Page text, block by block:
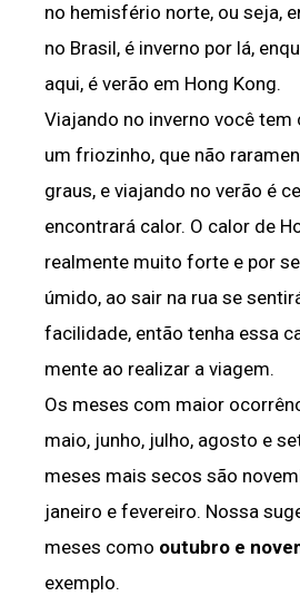
no hemisfério norte, ou seja,
no Brasil, é inverno por lá,
aqui, é verão em Hong Kong.
Viajando no inverno você tem
um friozinho, que não
graus, e viajando no verão é
encontrará calor. O calor de
realmente muito forte e por
úmido, ao sair na rua se
facilidade, então tenha essa
mente ao realizar a viagem.
Os meses com maior
maio, junho, julho, agosto e
meses mais secos são
janeiro e fevereiro. Nossa
meses como outubro e
exemplo.